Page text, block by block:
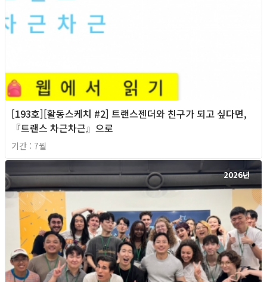
[193호][활동스케치 #2] 트랜스젠더와 친구가 되고 싶다면,
『트랜스 차근차근』으로
기간 : 7월
2026년